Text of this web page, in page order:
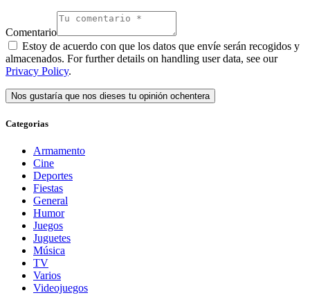
Comentario
Estoy de acuerdo con que los datos que envíe serán recogidos y
almacenados. For further details on handling user data, see our
Privacy Policy.
Categorias
Armamento
Cine
Deportes
Fiestas
General
Humor
Juegos
Juguetes
Música
TV
Varios
Videojuegos